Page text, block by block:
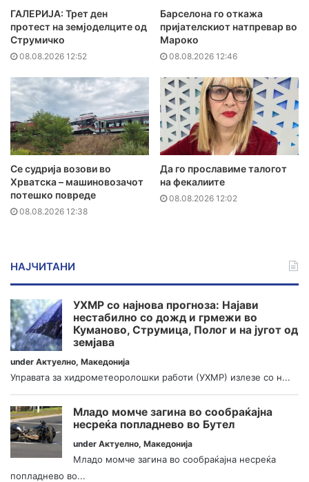
ГАЛЕРИЈА: Трет ден
протест на земјоделците од
Струмичко
08.08.2026 12:52
Барселона го откажа
пријателскиот натпревар во
Мароко
08.08.2026 12:46
Се судрија возови во
Хрватска – машиновозачот
потешко повреде
08.08.2026 12:38
Да го прославиме талогот
на фекалиите
08.08.2026 12:02
НАЈЧИТАНИ
УХМР со најнова прогноза: Најави
нестабилно со дожд и грмежи во
Куманово, Струмица, Полог и на југот од
земјава
under Актуелно, Македонија
Управата за хидрометеоролошки работи (УХМР) излезе со н...
Младо момче загина во сообраќајна
несреќа попладнево во Бутел
under Актуелно, Македонија
Младо момче загина во сообраќајна несреќа
попладнево во...